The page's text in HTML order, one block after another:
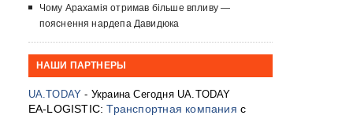
Чому Арахамія отримав більше впливу —
пояснення нардепа Давидюка
НАШИ ПАРТНЕРЫ
UA.TODAY - Украина Сегодня UA.TODAY
EA-LOGISTIC:Транспортная компания с